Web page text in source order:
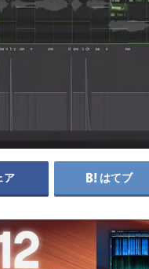
ア はてブ